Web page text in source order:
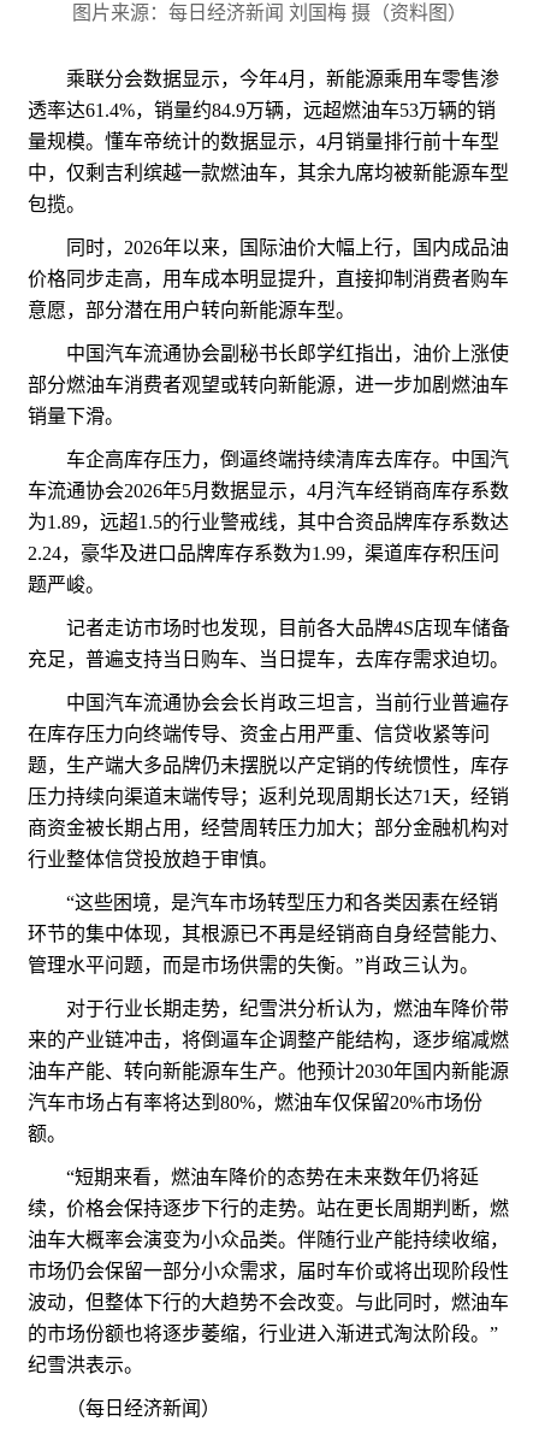
图片来源：每日经济新闻 刘国梅 摄（资料图）
乘联分会数据显示，今年4月，新能源乘用车零售渗
透率达61.4%，销量约84.9万辆，远超燃油车53万辆的销
量规模。懂车帝统计的数据显示，4月销量排行前十车型
中，仅剩吉利缤越一款燃油车，其余九席均被新能源车型
包揽。
同时，2026年以来，国际油价大幅上行，国内成品油
价格同步走高，用车成本明显提升，直接抑制消费者购车
意愿，部分潜在用户转向新能源车型。
中国汽车流通协会副秘书长郎学红指出，油价上涨使
部分燃油车消费者观望或转向新能源，进一步加剧燃油车
销量下滑。
车企高库存压力，倒逼终端持续清库去库存。中国汽
车流通协会2026年5月数据显示，4月汽车经销商库存系数
为1.89，远超1.5的行业警戒线，其中合资品牌库存系数达
2.24，豪华及进口品牌库存系数为1.99，渠道库存积压问
题严峻。
记者走访市场时也发现，目前各大品牌4S店现车储备
充足，普遍支持当日购车、当日提车，去库存需求迫切。
中国汽车流通协会会长肖政三坦言，当前行业普遍存
在库存压力向终端传导、资金占用严重、信贷收紧等问
题，生产端大多品牌仍未摆脱以产定销的传统惯性，库存
压力持续向渠道末端传导；返利兑现周期长达71天，经销
商资金被长期占用，经营周转压力加大；部分金融机构对
行业整体信贷投放趋于审慎。
“这些困境，是汽车市场转型压力和各类因素在经销
环节的集中体现，其根源已不再是经销商自身经营能力、
管理水平问题，而是市场供需的失衡。”肖政三认为。
对于行业长期走势，纪雪洪分析认为，燃油车降价带
来的产业链冲击，将倒逼车企调整产能结构，逐步缩减燃
油车产能、转向新能源车生产。他预计2030年国内新能源
汽车市场占有率将达到80%，燃油车仅保留20%市场份
额。
“短期来看，燃油车降价的态势在未来数年仍将延
续，价格会保持逐步下行的走势。站在更长周期判断，燃
油车大概率会演变为小众品类。伴随行业产能持续收缩，
市场仍会保留一部分小众需求，届时车价或将出现阶段性
波动，但整体下行的大趋势不会改变。与此同时，燃油车
的市场份额也将逐步萎缩，行业进入渐进式淘汰阶段。”
纪雪洪表示。
（每日经济新闻）